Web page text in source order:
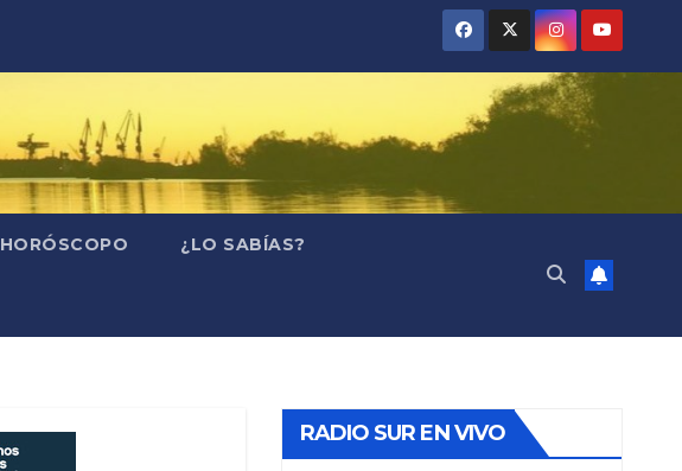
HORÓSCOPO ¿LO SABÍAS?
RADIO SUR EN VIVO